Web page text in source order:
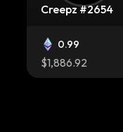
Creepz #2654
0.99
$1,886.92